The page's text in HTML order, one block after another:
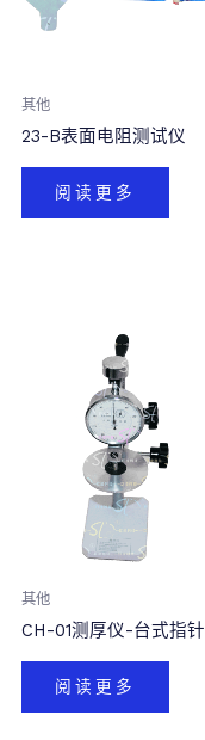
其他
23-B表面电阻测试仪
阅读更多
其他
CH-01测厚仪-台式指针
阅读更多